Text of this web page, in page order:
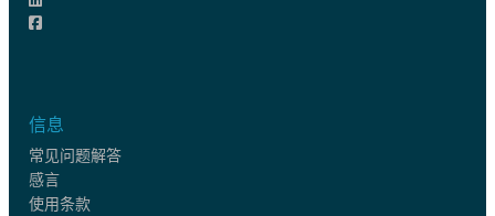
信息
常见问题解答
感言
使用条款